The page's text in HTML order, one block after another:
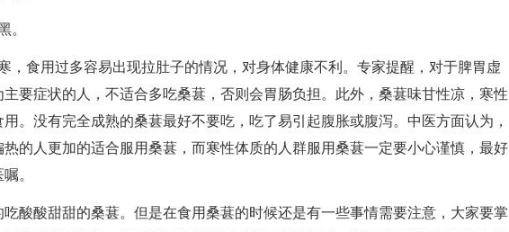
。
，食用过多容易出现拉肚子的情况，对身体健康不利。专家提醒，对于脾胃虚
要症状的人，不适合多吃桑葚，否则会胃肠负担。此外，桑葚味甘性凉，寒性
。没有完全成熟的桑葚最好不要吃，吃了易引起腹胀或腹泻。中医方面认为，
的人更加的适合服用桑葚，而寒性体质的人群服用桑葚一定要小心谨慎，最好
。
吃酸酸甜甜的桑葚。但是在食用桑葚的时候还是有一些事情需要注意，大家要掌